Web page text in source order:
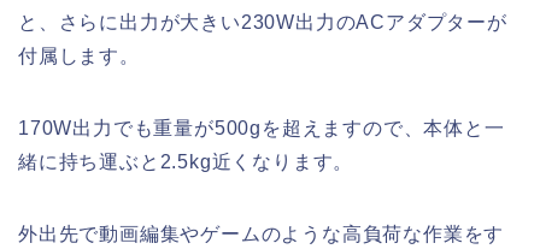
と、さらに出力が大きい230W出力のACアダプターが
付属します。
170W出力でも重量が500gを超えますので、本体と一
緒に持ち運ぶと2.5kg近くなります。
外出先で動画編集やゲームのような高負荷な作業をす